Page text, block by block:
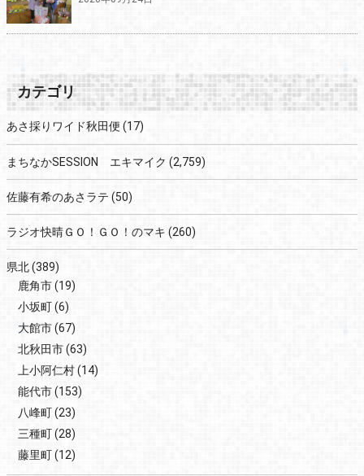
カテゴリ
あさ採りワイド秋田便 (17)
まちなかSESSION エキマイク (2,759)
佐藤有希のあさラテ (50)
ラジオ快晴ＧＯ！ＧＯ！のマキ (260)
県北(389)
鹿角市(19)
小坂町(6)
大館市(67)
北秋田市(63)
上小阿仁村(14)
能代市(153)
八峰町(23)
三種町(28)
藤里町(12)